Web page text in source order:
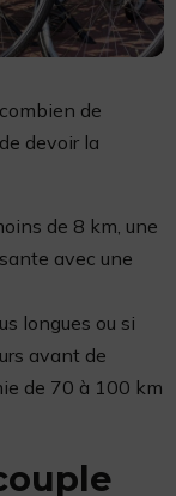
de
devoir la
de 8 km, une
avec une
longues ou si
avant de
de 70 à 100 km